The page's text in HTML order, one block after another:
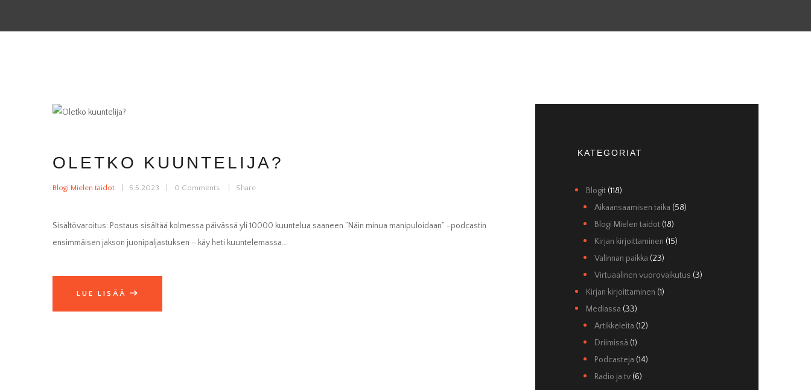
OLETKO KUUNTELIJA?
Blogi Mielen taidot 5.5.2023 0 Comments Share
Sisältövaroitus: Postaus sisältää kolmessa päivässä yli 10000 kuuntelua saaneen ”Näin minua manipuloidaan” -podcastin
ensimmäisen jakson juonipaljastuksen – käy heti kuuntelemassa…
LUE LISÄÄ
KATEGORIAT
Blogit (118)
Aikaansaamisen taika (58)
Blogi Mielen taidot (18)
Kirjan kirjoittaminen (15)
Valinnan paikka (23)
Virtuaalinen vuorovaikutus (3)
Kirjan kirjoittaminen (1)
Mediassa (33)
Artikkeleita (12)
Driimissä (1)
Podcasteja (14)
Radio ja tv (6)